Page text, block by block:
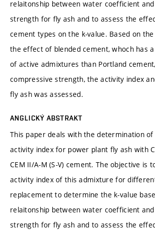
relaitonship between water coefficient
strength for fly ash and to assess the
cement types on the k-value. Based on
the effect of blended cement, whoch has
of active admixtures than Portland
compressive strength, the activity index
fly ash was assessed.
ANGLICKÝ ABSTRAKT
This paper deals with the determination of
activity index for power plant fly ash with
CEM II/A-M (S-V) cement. The objective is
activity index of this admixture for
replacement to determine the k-value
relaitonship between water coefficient
strength for fly ash and to assess the